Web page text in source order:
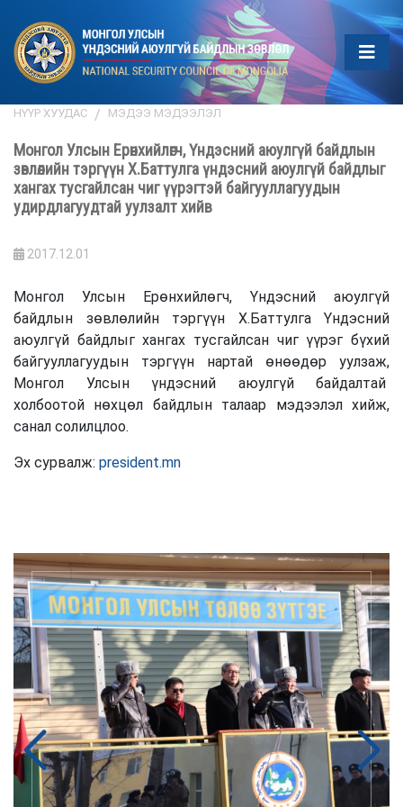
НҮҮР ХУУДАС МЭДЭЭ МЭДЭЭЛЭЛ
Монгол Улсын Ерөнхийлөгч, Үндэсний аюулгүй байдлын
зөвлөлийн тэргүүн Х.Баттулга үндэсний аюулгүй байдлыг
хангах тусгайлсан чиг үүрэгтэй байгууллагуудын
удирдлагуудтай уулзалт хийв
2017.12.01
Монгол Улсын Ерөнхийлөгч, Үндэсний аюулгүй
байдлын зөвлөлийн тэргүүн Х.Баттулга Үндэсний
аюулгүй байдлыг хангах тусгайлсан чиг үүрэг бүхий
байгууллагуудын тэргүүн нартай өнөөдөр уулзаж,
Монгол Улсын үндэсний аюулгүй байдалтай
холбоотой нөхцөл байдлын талаар мэдээлэл хийж,
санал солилцлоо.
Эх сурвалж: president.mn